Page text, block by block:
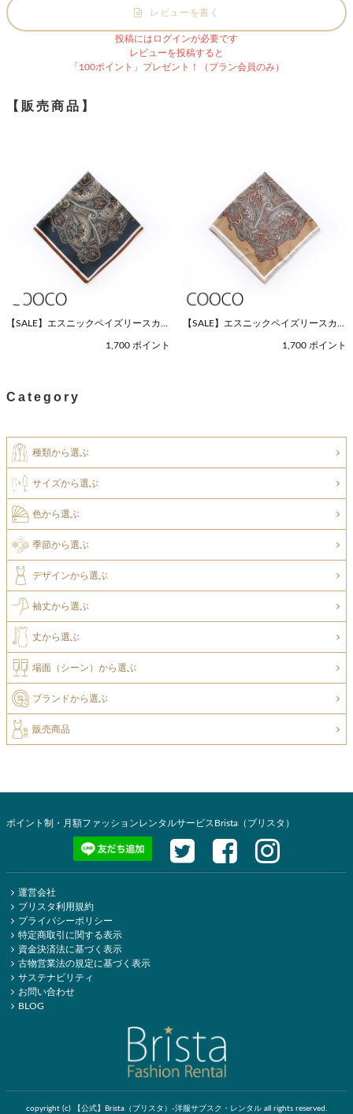
レビューを書く
投稿にはログインが必要です
レビューを投稿すると
「100ポイント」プレゼント！（プラン会員のみ）
【販売商品】
【SALE】エスニックペイズリースカー
1,700 ポイント
【SALE】エスニックペイズリースカー
1,700 ポイント
Category
種類から選ぶ
サイズから選ぶ
色から選ぶ
季節から選ぶ
デザインから選ぶ
袖丈から選ぶ
丈から選ぶ
場面（シーン）から選ぶ
ブランドから選ぶ
販売商品
ポイント制・月額ファッションレンタルサービスBrista（ブリスタ）
運営会社
ブリスタ利用規約
プライバシーポリシー
特定商取引に関する表示
資金決済法に基づく表示
古物営業法の規定に基づく表示
サステナビリティ
お問い合わせ
BLOG
copyright (c) 【公式】Brista（ブリスタ）-洋服サブスク・レンタル all rights reserved.